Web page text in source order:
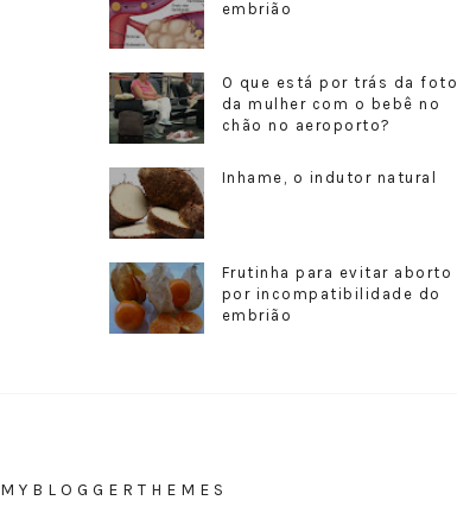
embrião
O que está por trás da foto
da mulher com o bebê no
chão no aeroporto?
Inhame, o indutor natural
Frutinha para evitar aborto
por incompatibilidade do
embrião
MYBLOGGERTHEMES